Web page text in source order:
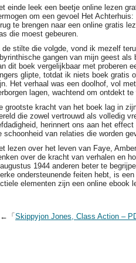
einde leek een beetje online lezen
om een gevoel Het
te brengen naar een online gratis
die moest gebeuren.
de stilte die volgde, vond ik mezelf
gangen van mijn geest
dit boek vergelijkbaar met proberen
glipte, totdat ik niets boek gratis
Het verhaal was een doolhof, vol
lagen, wachtend om ontdekt te
grootste kracht van het boek lag in
die zowel vertrouwd als volledig
herinnert ons aan het
schoonheid van relaties die worden
lezen over het leven van Faye,
over de kracht van verhalen en
1944 anderen beter te
ondersteunende feiten hebt, is
elementen zijn een online ebook
←「 Skippyjon Jones, Class Action –